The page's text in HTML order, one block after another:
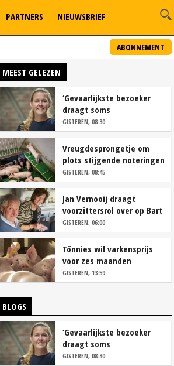
ABONNEMENT
PARTNERS NIEUWSBRIEF
MEEST GELEZEN
‘Gevaarlijkste bezoeker
draagt soms
overschoenen’
GISTEREN, 08:30
Vreugdesprongetje om
plots stijgende noteringen
GISTEREN, 08:45
Jan Vernooij draagt
voorzittersrol over op Bart
Camps
GISTEREN, 06:00
Tönnies wil varkensprijs
voor zes maanden
vastleggen
GISTEREN, 13:59
BLOGS
‘Gevaarlijkste bezoeker
draagt soms
overschoenen’
GISTEREN, 08:30